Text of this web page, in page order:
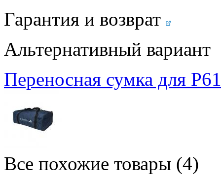
Гарантия и возврат
Альтернативный вариант
Переносная сумка для P61
Все похожие товары (4)